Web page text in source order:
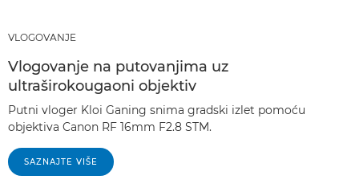
VLOGOVANJE
Vlogovanje na putovanjima uz
ultraširokougaoni objektiv
Putni vloger Kloi Ganing snima gradski izlet pomoću
objektiva Canon RF 16mm F2.8 STM.
SAZNAJTE VIŠE